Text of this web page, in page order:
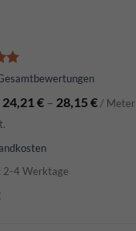
24,21 €– 28,15€ / Meter
2-4 Werktage